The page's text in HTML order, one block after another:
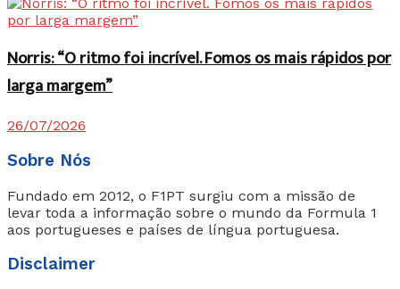
Norris: “O ritmo foi incrível. Fomos os mais rápidos por
larga margem”
26/07/2026
Sobre Nós
Fundado em 2012, o F1PT surgiu com a missão de
levar toda a informação sobre o mundo da Formula 1
aos portugueses e países de língua portuguesa.
Disclaimer